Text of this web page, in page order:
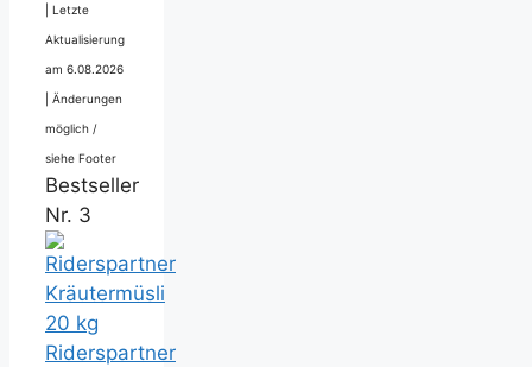
Letzte
Aktualisierung
am 6.08.2026
Änderungen
möglich /
siehe Footer
Bestseller
Nr. 3
Riderspartner